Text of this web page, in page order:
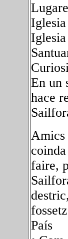
En un
hace
Amics
faire,
País